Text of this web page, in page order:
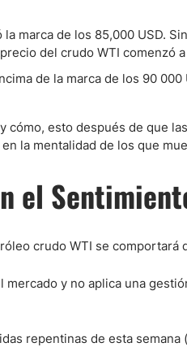
marca de los 85,000 USD.
del crudo WTI comenzó
de la marca de los 90
esto después de que
la mentalidad de los que
el
crudo WTI se comportará
y no aplica una
repentinas de esta